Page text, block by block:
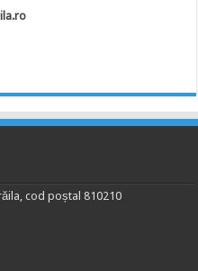
cod poștal 810210